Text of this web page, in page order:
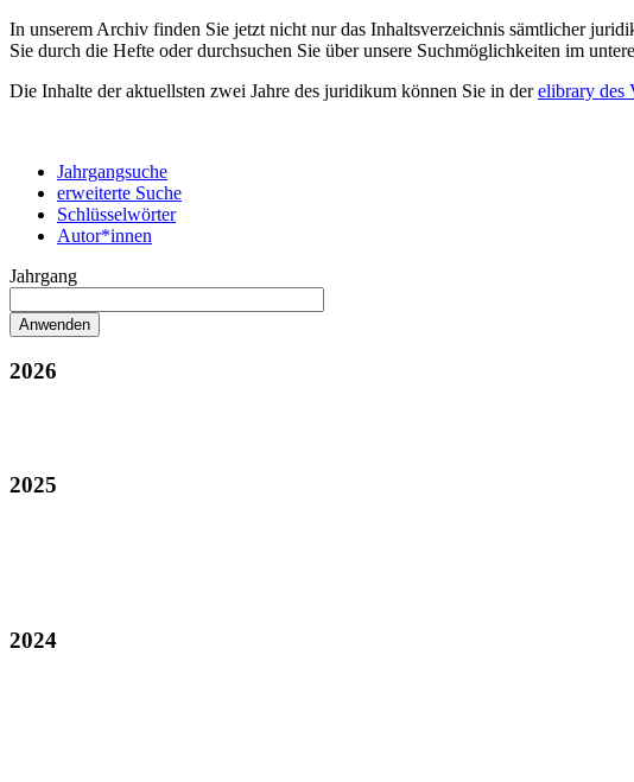
In unserem Archiv finden Sie jetzt nicht nur das Inhaltsverzeichnis sämtlicher
Sie durch die Hefte oder durchsuchen Sie über unsere Suchmöglichkeiten im
Die Inhalte der aktuellsten zwei Jahre des juridikum können Sie in derelibrary des
Jahrgangsuche
erweiterte Suche
Schlüsselwörter
Autor*innen
Jahrgang
2026
2025
2024